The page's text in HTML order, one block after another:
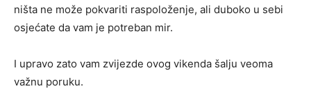
ništa ne može pokvariti raspoloženje, ali duboko u sebi
osjećate da vam je potreban mir.
I upravo zato vam zvijezde ovog vikenda šalju veoma
važnu poruku.